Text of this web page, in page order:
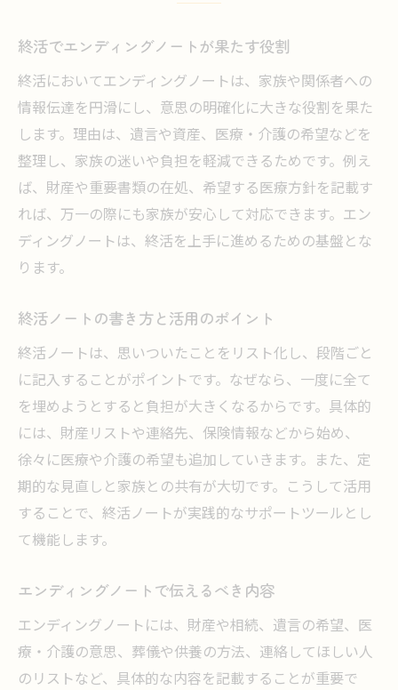
終活でエンディングノートが果たす役割
終活においてエンディングノートは、家族や関係者への
情報伝達を円滑にし、意思の明確化に大きな役割を果た
します。理由は、遺言や資産、医療・介護の希望などを
整理し、家族の迷いや負担を軽減できるためです。例え
ば、財産や重要書類の在処、希望する医療方針を記載す
れば、万一の際にも家族が安心して対応できます。エン
ディングノートは、終活を上手に進めるための基盤とな
ります。
終活ノートの書き方と活用のポイント
終活ノートは、思いついたことをリスト化し、段階ごと
に記入することがポイントです。なぜなら、一度に全て
を埋めようとすると負担が大きくなるからです。具体的
には、財産リストや連絡先、保険情報などから始め、
徐々に医療や介護の希望も追加していきます。また、定
期的な見直しと家族との共有が大切です。こうして活用
することで、終活ノートが実践的なサポートツールとし
て機能します。
エンディングノートで伝えるべき内容
エンディングノートには、財産や相続、遺言の希望、医
療・介護の意思、葬儀や供養の方法、連絡してほしい人
のリストなど、具体的な内容を記載することが重要で